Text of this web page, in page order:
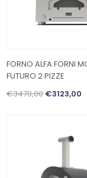
FORNO ALFA FORNI
FUTURO 2 PIZZE
€3470,00 €3123,00